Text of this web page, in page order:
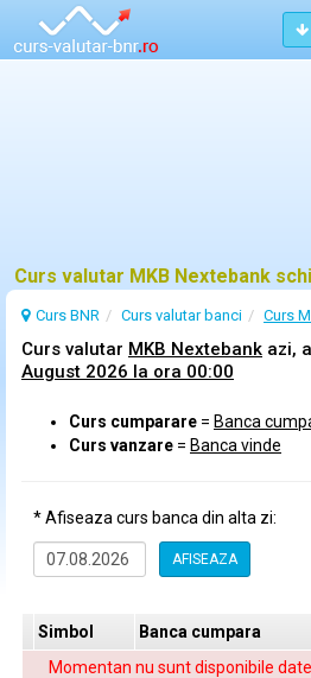
Curs valutar MKB Nextebank
Curs BNR Curs valutarbanci Curs
Curs valutar MKB Nextebank azi,
August 2026 la ora 00:00
Curs cumparare = Banca
Curs vanzare = Banca vinde
* Afiseaza curs banca din alta zi:
AFISEAZA
Simbol Banca cumpara
Momentan nu sunt disponibile